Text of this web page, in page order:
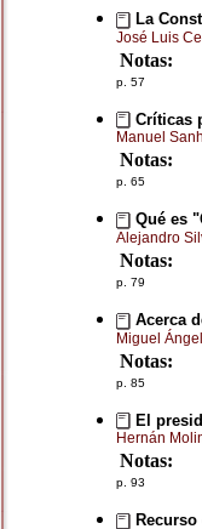
La
José Luis
Notas:
p. 57
Críticas
Manuel
Notas:
p. 65
Qué es
Alejandro
Notas:
p. 79
Acerca
Miguel
Notas:
p. 85
El
Hernán
Notas:
p. 93